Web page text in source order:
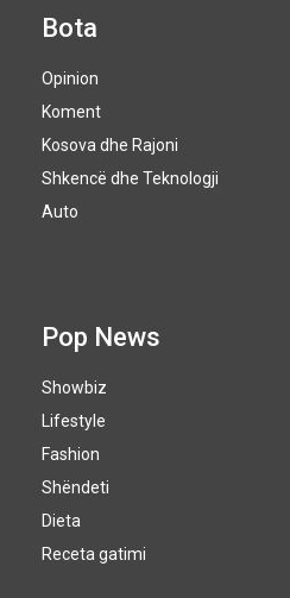
Bota
Opinion
Koment
Kosova dhe Rajoni
Shkencë dhe Teknologji
Auto
Pop News
Showbiz
Lifestyle
Fashion
Shëndeti
Dieta
Receta gatimi